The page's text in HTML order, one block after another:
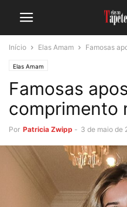
Início Elas Amam Famosas
Elas Amam
Famosas
comprimento
Por Patricia Zwipp - 3 de maio de